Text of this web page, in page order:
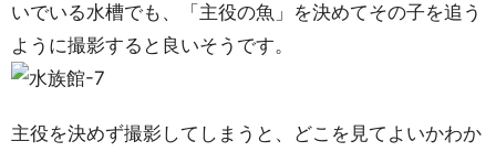
いでいる水槽でも、「主役の魚」を決めてその子を追う
ように撮影すると良いそうです。
主役を決めず撮影してしまうと、どこを見てよいかわか